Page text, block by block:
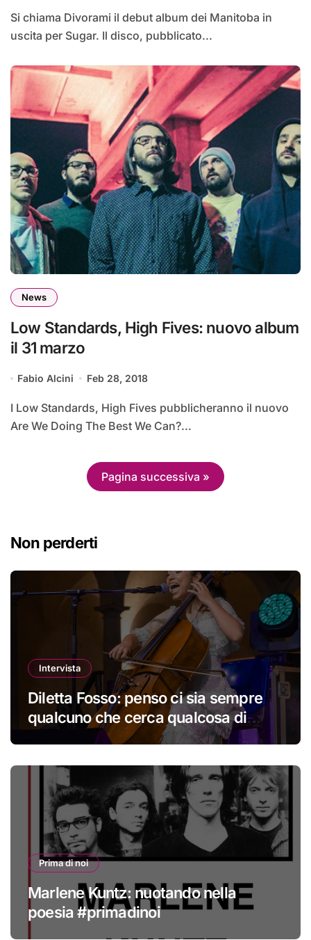
Si chiama Divorami il debut album dei Manitoba in
uscita per Sugar. Il disco, pubblicato...
News
Low Standards, High Fives: nuovo album
il 31 marzo
Fabio Alcini Feb 28, 2018
I Low Standards, High Fives pubblicheranno il nuovo
Are We Doing The Best We Can?...
Pagina successiva »
Non perderti
Intervista
Diletta Fosso: penso ci sia sempre
qualcuno che cerca qualcosa di
Prima di noi
Marlene Kuntz: nuotando nella
poesia #primadinoi